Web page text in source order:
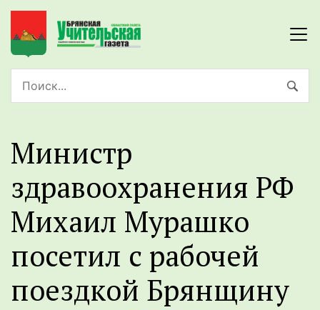
Министр
здравоохранения РФ
Михаил Мурашко
посетил с рабочей
поездкой Брянщину